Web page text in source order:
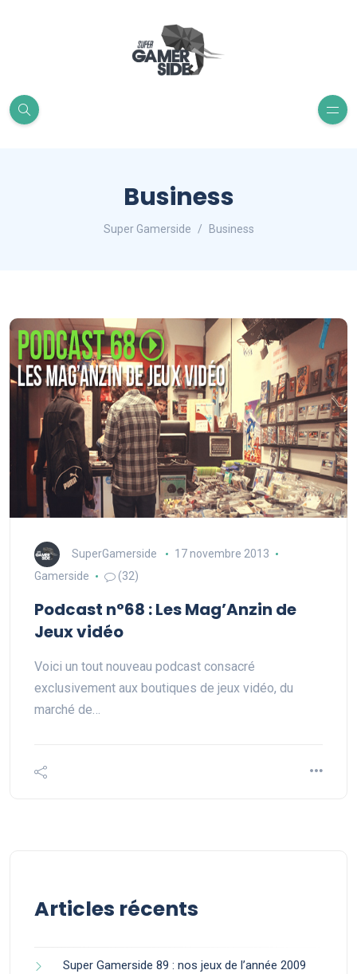
Business
Super Gamerside Business
SuperGamerside
17 novembre 2013
Gamerside
(32)
Podcast n°68 : Les Mag’Anzin de
Jeux vidéo
Voici un tout nouveau podcast consacré
exclusivement aux boutiques de jeux vidéo, du
marché de…
Articles récents
Super Gamerside 89 : nos jeux de l’année 2009